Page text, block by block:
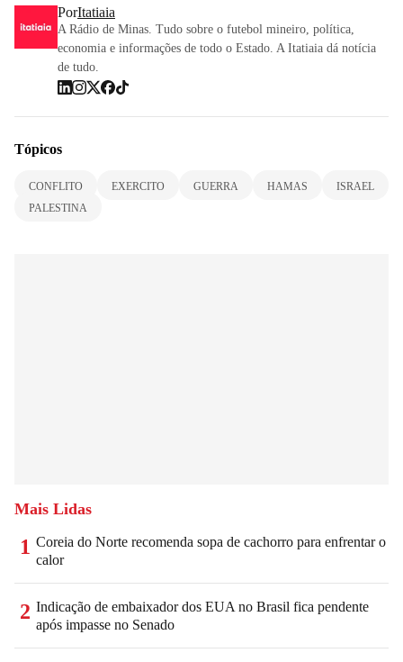
PorItatiaia
A Rádio de Minas. Tudo sobre o futebol mineiro, política,
economia e informações de todo o Estado. A Itatiaia dá notícia
de tudo.
Tópicos
CONFLITO EXERCITO GUERRA HAMAS
ISRAEL
PALESTINA
Mais Lidas
1 Coreia do Norte recomenda sopa de cachorro para enfrentar o
calor
2 Indicação de embaixador dos EUA no Brasil fica pendente
após impasse no Senado